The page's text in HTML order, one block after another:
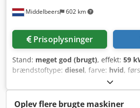
Middelbeers 602 km
Prisoplysninger
Stand: meget god (brugt), effekt: 59
brændstoftype: diesel, farve: hvid,
2005,
Generelle oplysninger Modelår: 2005
CATCB434LCNH00390 Tekniske
Oplev flere brugte maskiner